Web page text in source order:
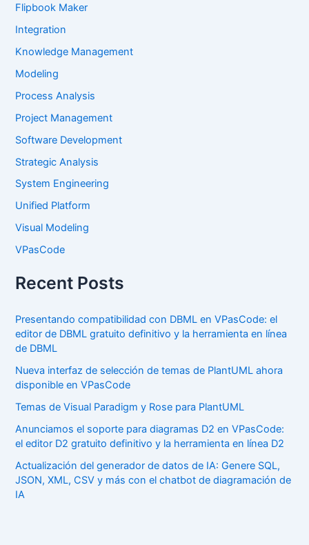
Flipbook Maker
Integration
Knowledge Management
Modeling
Process Analysis
Project Management
Software Development
Strategic Analysis
System Engineering
Unified Platform
Visual Modeling
VPasCode
Recent Posts
Presentando compatibilidad con DBML en VPasCode: el
editor de DBML gratuito definitivo y la herramienta en línea
de DBML
Nueva interfaz de selección de temas de PlantUML ahora
disponible en VPasCode
Temas de Visual Paradigm y Rose para PlantUML
Anunciamos el soporte para diagramas D2 en VPasCode:
el editor D2 gratuito definitivo y la herramienta en línea D2
Actualización del generador de datos de IA: Genere SQL,
JSON, XML, CSV y más con el chatbot de diagramación de
IA